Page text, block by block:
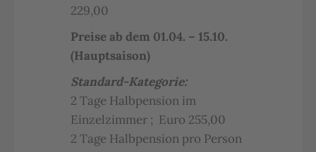
229,00
Preise ab dem 01.04. – 15.10.
(Hauptsaison)
Standard-Kategorie:
2 Tage Halbpension im
Einzelzimmer ; Euro 255,00
2 Tage Halbpension pro Person